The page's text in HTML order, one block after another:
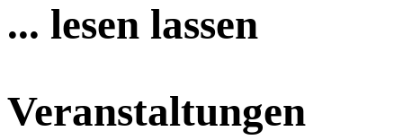
... lesen lassen
Veranstaltungen